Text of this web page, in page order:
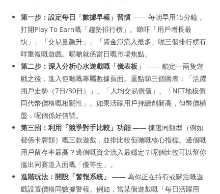
第一步：設定每日「數據早報」習慣 —— 每朝早用15分鐘，
打開Play To Earn嘅「趨勢排行榜」。睇吓「用戶增長最
快」、「交易量飆升」、「資金淨流入最多」呢三個排行榜有
咩重複嘅遊戲。呢啲就係當日嘅市場焦點。
第二步：深入分析心水遊戲嘅「儀表板」 —— 鎖定一兩隻遊
戲之後，進入佢哋嘅專屬數據頁面。重點睇三個圖表：「活躍
用戶走勢（7日/30日）」、「人均交易價值」、「NFT地板價
同代幣價格嘅相關性」。如果活躍用戶持續創新高，但幣價橫
盤，呢個係好信號。
第三招：利用「競爭對手比較」功能—— 揀選同類型（例如
都係卡牌類）嘅三款遊戲，並排比較佢哋嘅核心指標。邊個嘅
用戶留存率最高？邊個嘅資金流入最穩定？呢個比較可以幫你
搵出同賽道入面嘅「優等生」。
進階玩法：開設「警報系統」 —— 為你正在持有或關注嘅遊
戲設置價格同數據警報。例如，當某個遊戲嘅「每日活躍用